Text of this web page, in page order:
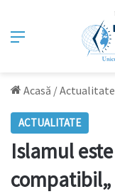
Meniu
Acasă /Actualitate
ACTUALITATE
Islamul
compatibil„